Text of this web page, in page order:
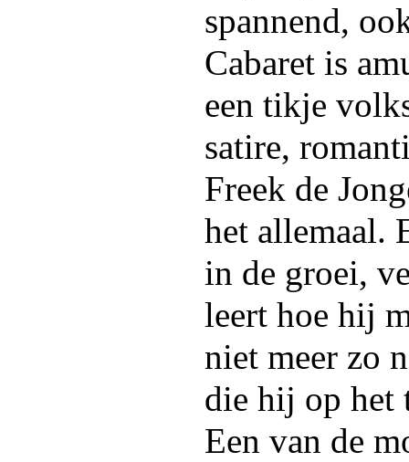
spannend,
Cabaret is
een tikje
satire,
Freek de
het allemaal.
in de groei,
leert hoe hij
niet meer zo
die hij op het
Een van de